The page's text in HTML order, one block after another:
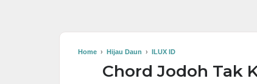
Home › Hijau Daun › ILUX ID
Chord Jodoh Tak